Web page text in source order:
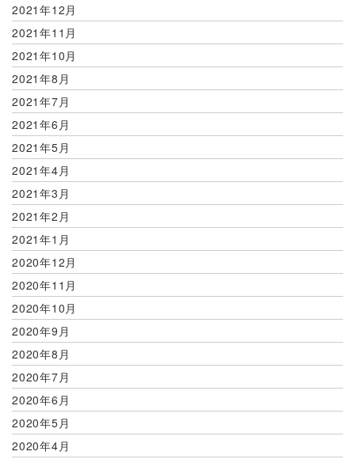
2021年12月
2021年11月
2021年10月
2021年8月
2021年7月
2021年6月
2021年5月
2021年4月
2021年3月
2021年2月
2021年1月
2020年12月
2020年11月
2020年10月
2020年9月
2020年8月
2020年7月
2020年6月
2020年5月
2020年4月